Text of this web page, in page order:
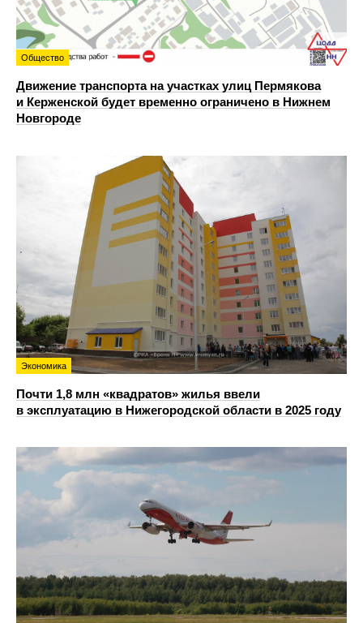
Общество
Движение транспорта на участках улиц Пермякова
и Керженской будет временно ограничено в Нижнем
Новгороде
Экономика
Почти 1,8 млн «квадратов» жилья ввели
в эксплуатацию в Нижегородской области в 2025 году